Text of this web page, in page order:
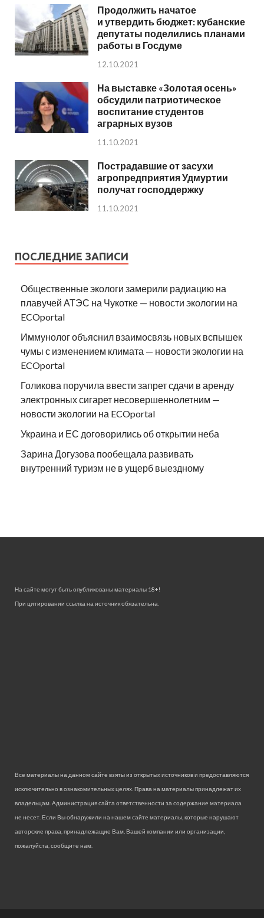
Продолжить начатое
и утвердить бюджет: кубанские
депутаты поделились планами
работы в Госдуме
12.10.2021
На выставке «Золотая осень»
обсудили патриотическое
воспитание студентов
аграрных вузов
11.10.2021
Пострадавшие от засухи
агропредприятия Удмуртии
получат господдержку
11.10.2021
ПОСЛЕДНИЕ ЗАПИСИ
Общественные экологи замерили радиацию на
плавучей АТЭС на Чукотке — новости экологии на
ECOportal
Иммунолог объяснил взаимосвязь новых вспышек
чумы с изменением климата — новости экологии на
ECOportal
Голикова поручила ввести запрет сдачи в аренду
электронных сигарет несовершеннолетним —
новости экологии на ECOportal
Украина и ЕС договорились об открытии неба
Зарина Догузова пообещала развивать
внутренний туризм не в ущерб выездному
На сайте могут быть опубликованы материалы 18+!
При цитировании ссылка на источник обязательна.
Все материалы на данном сайте взяты из открытых источников и предоставляются
исключительно в ознакомительных целях. Права на материалы принадлежат их
владельцам. Администрация сайта ответственности за содержание материала
не несет. Если Вы обнаружили на нашем сайте материалы, которые нарушают
авторские права, принадлежащие Вам, Вашей компании или организации,
пожалуйста, сообщите нам.